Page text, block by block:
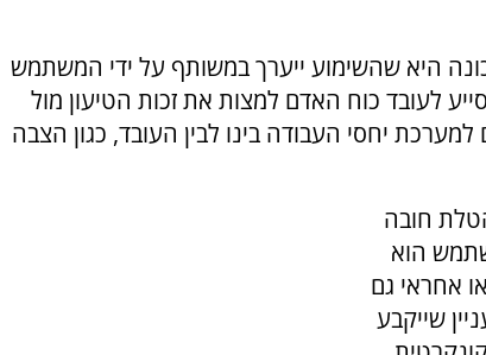
היא שהשימוע ייערך במשותף על ידי המשתמש
לעובד כוח האדם למצות את זכות הטיעון מול
יחסי העבודה בינו לבין העובד, כגון הצבה
חובה
הוא
אחראי גם
שייקבע